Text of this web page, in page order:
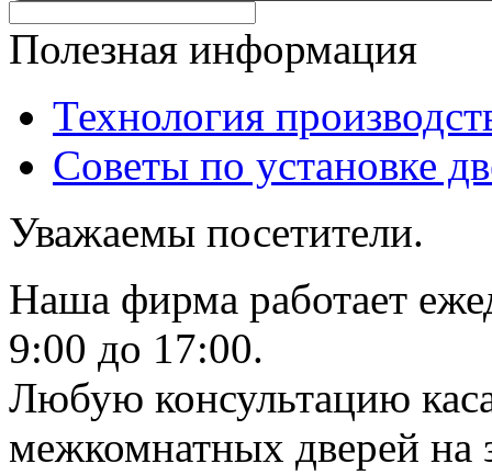
Полезная информация
Технология
Советы по установке
Уважаемы посетители.
Наша фирма работает
9:00 до 17:00.
Любую консультацию
межкомнатных дверей на